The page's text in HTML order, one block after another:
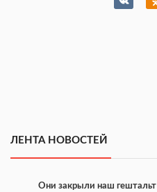
ЛЕНТА НОВОСТЕЙ
Они закрыли наш гештальт